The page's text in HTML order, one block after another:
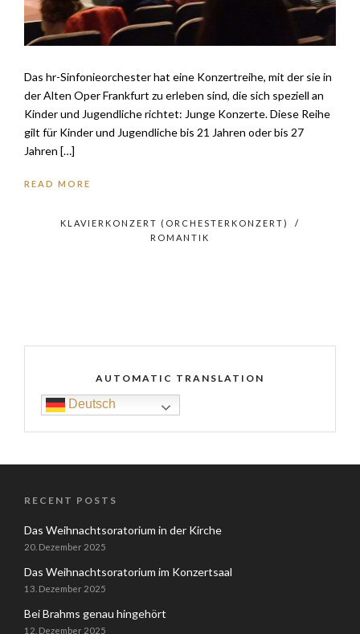
Das hr-Sinfonieorchester hat eine Konzertreihe, mit der sie in
der Alten Oper Frankfurt zu erleben sind, die sich speziell an
Kinder und Jugendliche richtet: Junge Konzerte. Diese Reihe
gilt für Kinder und Jugendliche bis 21 Jahren oder bis 27
Jahren […]
READ MORE
KLAVIERKONZERT (ORCHESTERKONZERT)
/
ROMANTIK
AUTOMATIC TRANSLATION
Deutsch
RECENT POSTS
Das Weihnachtsoratorium in der Kirche
20. Dezember 2025
Das Weihnachtsoratorium im Konzertsaal
13. Dezember 2025
Bei Brahms genau hingehört
12. Dezember 2025